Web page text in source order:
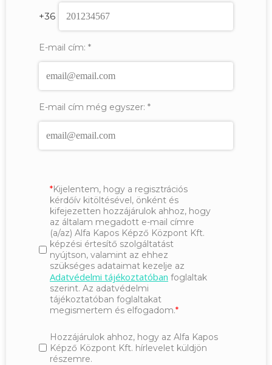
+36
E-mail cím: *
E-mail cím még egyszer: *
Kijelentem, hogy a regisztrációs
kérdőív kitöltésével, önként és
kifejezetten hozzájárulok ahhoz, hogy
az általam megadott e-mail címre
(a/az) Alfa Kapos Képző Központ Kft.
képzési értesítő szolgáltatást
nyújtson, valamint az ehhez
szükséges adataimat kezelje az
Adatvédelmi tájékoztatóban foglaltak
szerint. Az adatvédelmi
tájékoztatóban foglaltakat
megismertem és elfogadom.
Hozzájárulok ahhoz, hogy az Alfa Kapos
Képző Központ Kft. hírlevelet küldjön
részemre.